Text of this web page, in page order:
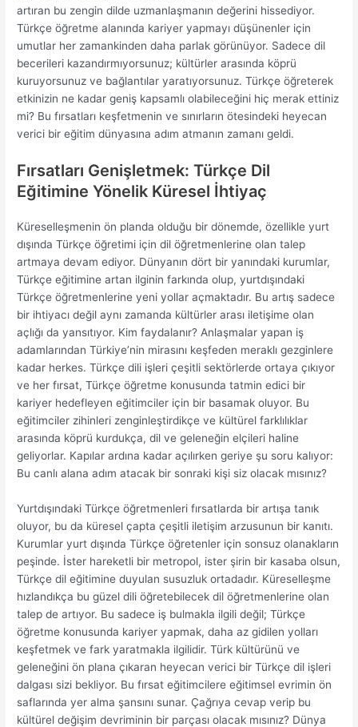
artıran bu zengin dilde uzmanlaşmanın değerini hissediyor.
Türkçe öğretme alanında kariyer yapmayı düşünenler için
umutlar her zamankinden daha parlak görünüyor. Sadece dil
becerileri kazandırmıyorsunuz; kültürler arasında köprü
kuruyorsunuz ve bağlantılar yaratıyorsunuz. Türkçe öğreterek
etkinizin ne kadar geniş kapsamlı olabileceğini hiç merak ettiniz
mi? Bu fırsatları keşfetmenin ve sınırların ötesindeki heyecan
verici bir eğitim dünyasına adım atmanın zamanı geldi.
Fırsatları Genişletmek: Türkçe Dil
Eğitimine Yönelik Küresel İhtiyaç
Küreselleşmenin ön planda olduğu bir dönemde, özellikle yurt
dışında Türkçe öğretimi için dil öğretmenlerine olan talep
artmaya devam ediyor. Dünyanın dört bir yanındaki kurumlar,
Türkçe eğitimine artan ilginin farkında olup, yurtdışındaki
Türkçe öğretmenlerine yeni yollar açmaktadır. Bu artış sadece
bir ihtiyacı değil aynı zamanda kültürler arası iletişime olan
açlığı da yansıtıyor. Kim faydalanır? Anlaşmalar yapan iş
adamlarından Türkiye’nin mirasını keşfeden meraklı gezginlere
kadar herkes. Türkçe dili işleri çeşitli sektörlerde ortaya çıkıyor
ve her fırsat, Türkçe öğretme konusunda tatmin edici bir
kariyer hedefleyen eğitimciler için bir basamak oluyor. Bu
eğitimciler zihinleri zenginleştirdikçe ve kültürel farklılıklar
arasında köprü kurdukça, dil ve geleneğin elçileri haline
geliyorlar. Kapılar ardına kadar açılırken geriye şu soru kalıyor:
Bu canlı alana adım atacak bir sonraki kişi siz olacak mısınız?
Yurtdışındaki Türkçe öğretmenleri fırsatlarda bir artışa tanık
oluyor, bu da küresel çapta çeşitli iletişim arzusunun bir kanıtı.
Kurumlar yurt dışında Türkçe öğretenler için sonsuz olanakların
peşinde. İster hareketli bir metropol, ister şirin bir kasaba olsun,
Türkçe dil eğitimine duyulan susuzluk ortadadır. Küreselleşme
hızlandıkça bu güzel dili öğretebilecek dil öğretmenlerine olan
talep de artıyor. Bu sadece iş bulmakla ilgili değil; Türkçe
öğretme konusunda kariyer yapmak, daha az gidilen yolları
keşfetmek ve fark yaratmakla ilgilidir. Türk kültürünü ve
geleneğini ön plana çıkaran heyecan verici bir Türkçe dil işleri
dalgası sizi bekliyor. Bu fırsat eğitimcilere eğitimsel evrimin ön
saflarında yer alma şansını sunar. Çağrıya cevap verip bu
kültürel değişim devriminin bir parçası olacak mısınız? Dünya